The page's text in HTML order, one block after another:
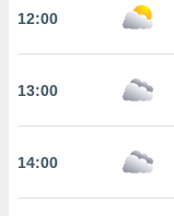
permite
coste.
botón
a la
CONTINUAR
12:00
13:00
14:00